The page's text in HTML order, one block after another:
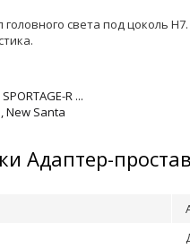
света под цоколь
R ...
New Santa
Адаптер-